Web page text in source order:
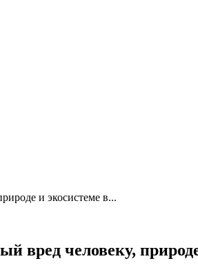
и экосистеме в...
вред человеку,